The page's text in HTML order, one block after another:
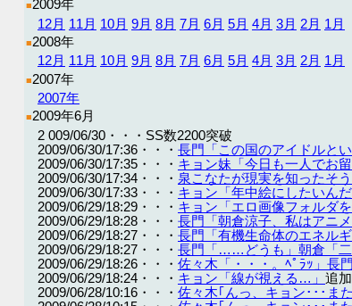
■2009年
12月 11月 10月 9月 8月 7月 6月 5月 4月 3月 2月 1月
■2008年
12月 11月 10月 9月 8月 7月 6月 5月 4月 3月 2月 1月
■2007年
2007年
■2009年6月
2 009/06/30・・・SS数2200突破
2009/06/30/17:36・・・ 長門「この国のアイドルと
2009/06/30/17:35・・・ キョン妹「今日も一人でお留
2009/06/30/17:34・・・ 泉こなたが現実を知ったそ
2009/06/30/17:33・・・ キョン「年中絵にしたいんだ
2009/06/29/18:29・・・ キョン「エロ画像フォルダ
2009/06/29/18:28・・・ 長門「朝倉涼子、私はアニメ
2009/06/29/18:27・・・ 長門「有機生命体のエネル
2009/06/29/18:27・・・ 長門「……どうも」朝倉「二
2009/06/29/18:26・・・ 佐々木「・・・。ﾍﾟﾗｯ」長
2009/06/29/18:24・・・ キョン「線が視える…」 追加
2009/06/28/10:16・・・ 佐々木｢んっ、キョン･･･ま